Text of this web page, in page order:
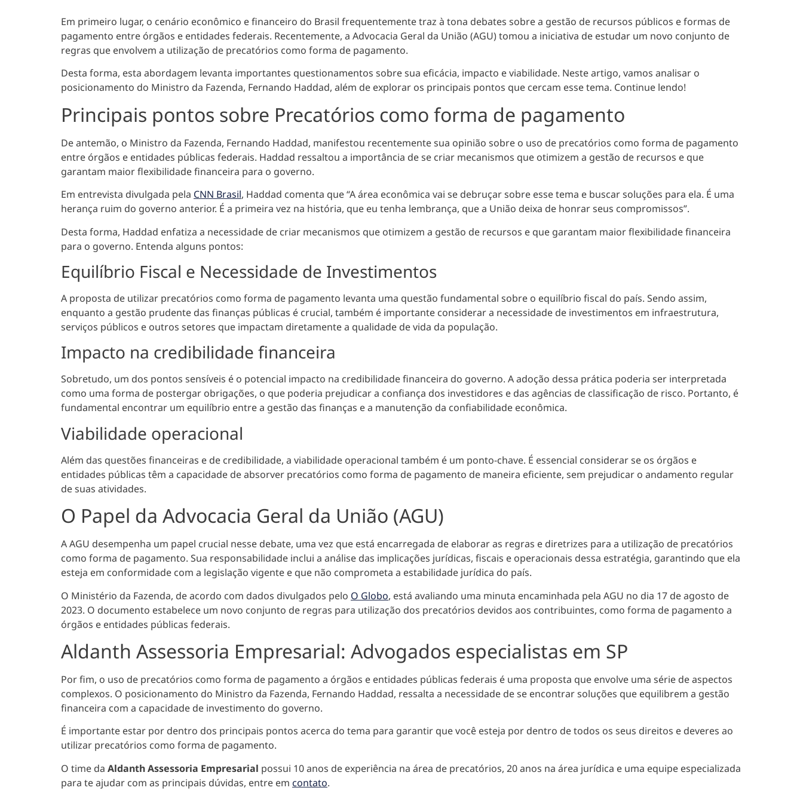
Em primeiro lugar, o cenário econômico e financeiro do Brasil frequentemente traz à tona debates sobre a gestão de recursos públicos e formas de
pagamento entre órgãos e entidades federais. Recentemente, a Advocacia Geral da União (AGU) tomou a iniciativa de estudar um novo conjunto de
regras que envolvem a utilização de precatórios como forma de pagamento.
Desta forma, esta abordagem levanta importantes questionamentos sobre sua eficácia, impacto e viabilidade. Neste artigo, vamos analisar o
posicionamento do Ministro da Fazenda, Fernando Haddad, além de explorar os principais pontos que cercam esse tema. Continue lendo!
Principais pontos sobre Precatórios como forma de pagamento
De antemão, o Ministro da Fazenda, Fernando Haddad, manifestou recentemente sua opinião sobre o uso de precatórios como forma de pagamento
entre órgãos e entidades públicas federais. Haddad ressaltou a importância de se criar mecanismos que otimizem a gestão de recursos e que
garantam maior flexibilidade financeira para o governo.
Em entrevista divulgada pela CNN Brasil, Haddad comenta que “A área econômica vai se debruçar sobre esse tema e buscar soluções para ela. É uma
herança ruim do governo anterior. É a primeira vez na história, que eu tenha lembrança, que a União deixa de honrar seus compromissos”.
Desta forma, Haddad enfatiza a necessidade de criar mecanismos que otimizem a gestão de recursos e que garantam maior flexibilidade financeira
para o governo. Entenda alguns pontos:
Equilíbrio Fiscal e Necessidade de Investimentos
A proposta de utilizar precatórios como forma de pagamento levanta uma questão fundamental sobre o equilíbrio fiscal do país. Sendo assim,
enquanto a gestão prudente das finanças públicas é crucial, também é importante considerar a necessidade de investimentos em infraestrutura,
serviços públicos e outros setores que impactam diretamente a qualidade de vida da população.
Impacto na credibilidade financeira
Sobretudo, um dos pontos sensíveis é o potencial impacto na credibilidade financeira do governo. A adoção dessa prática poderia ser interpretada
como uma forma de postergar obrigações, o que poderia prejudicar a confiança dos investidores e das agências de classificação de risco. Portanto, é
fundamental encontrar um equilíbrio entre a gestão das finanças e a manutenção da confiabilidade econômica.
Viabilidade operacional
Além das questões financeiras e de credibilidade, a viabilidade operacional também é um ponto-chave. É essencial considerar se os órgãos e
entidades públicas têm a capacidade de absorver precatórios como forma de pagamento de maneira eficiente, sem prejudicar o andamento regular
de suas atividades.
O Papel da Advocacia Geral da União (AGU)
A AGU desempenha um papel crucial nesse debate, uma vez que está encarregada de elaborar as regras e diretrizes para a utilização de precatórios
como forma de pagamento. Sua responsabilidade inclui a análise das implicações jurídicas, fiscais e operacionais dessa estratégia, garantindo que ela
esteja em conformidade com a legislação vigente e que não comprometa a estabilidade jurídica do país.
O Ministério da Fazenda, de acordo com dados divulgados pelo O Globo, está avaliando uma minuta encaminhada pela AGU no dia 17 de agosto de
2023. O documento estabelece um novo conjunto de regras para utilização dos precatórios devidos aos contribuintes, como forma de pagamento a
órgãos e entidades públicas federais.
Aldanth Assessoria Empresarial: Advogados especialistas em SP
Por fim, o uso de precatórios como forma de pagamento a órgãos e entidades públicas federais é uma proposta que envolve uma série de aspectos
complexos. O posicionamento do Ministro da Fazenda, Fernando Haddad, ressalta a necessidade de se encontrar soluções que equilibrem a gestão
financeira com a capacidade de investimento do governo.
É importante estar por dentro dos principais pontos acerca do tema para garantir que você esteja por dentro de todos os seus direitos e deveres ao
utilizar precatórios como forma de pagamento.
O time da Aldanth Assessoria Empresarial possui 10 anos de experiência na área de precatórios, 20 anos na área jurídica e uma equipe especializada
para te ajudar com as principais dúvidas, entre em contato.